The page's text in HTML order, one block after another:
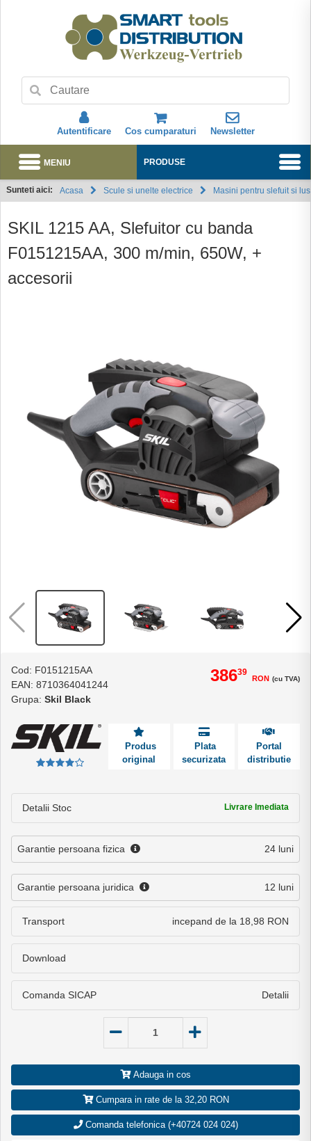
Autentificare Cos cumparaturi Newsletter
Abonare
PRODUSE
MENIU
Sunteti aici: Acasa Masini pentru slefuit si
Scule si unelte electrice
SKIL 1215 AA, Slefuitor cu banda
F0151215AA, 300 m/min, 650W, +
accesorii
Cod: F0151215AA
EAN: 8710364041244
Grupa: Skil Black
38639
RON (cu TVA)
Produs
original
Plata
securizata
Portal
distributie
Detalii Stoc Livrare Imediata
Garantie persoana fizica 24 luni
Garantie persoana juridica 12 luni
Transport incepand de la 18,98 RON
Download
Comanda SICAP Detalii
Adauga in cos
Cumpara in rate de la 32,20 RON
Comanda telefonica (+40724 024 024)